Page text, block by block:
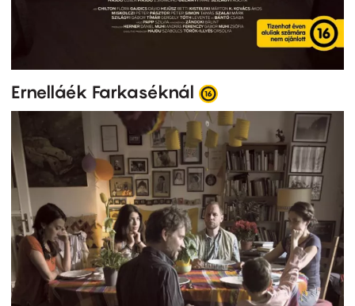
Ernelláék Farkaséknál